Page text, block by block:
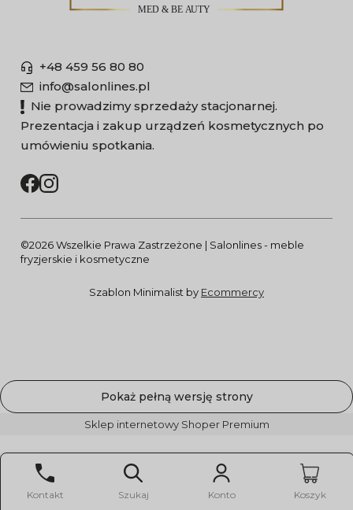
+48 459 56 80 80
info@salonlines.pl
Nie prowadzimy sprzedaży stacjonarnej.
Prezentacja i zakup urządzeń kosmetycznych po
umówieniu spotkania.
Kontakt Szukaj Konto Koszyk
©2026 Wszelkie Prawa Zastrzeżone | Salonlines - meble
fryzjerskie i kosmetyczne
Szablon Minimalist by Ecommercy
Pokaż pełną wersję strony
Sklep internetowy Shoper Premium